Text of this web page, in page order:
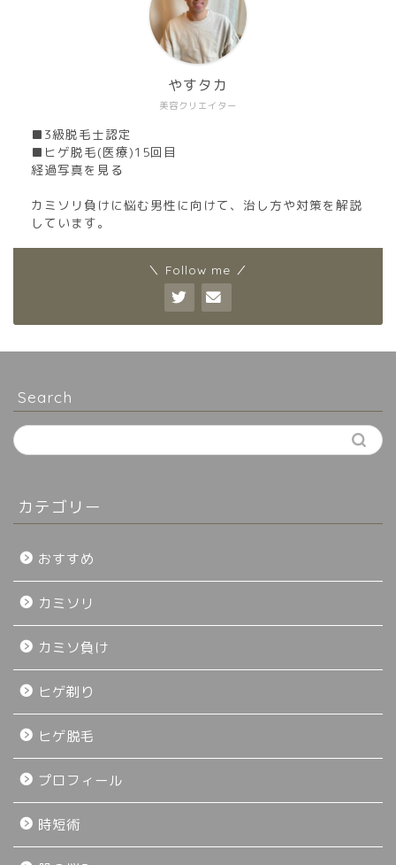
美容クリエイター
やすタカ
■3級脱毛士認定
■ヒゲ脱毛(医療)15回目
経過写真を見る
カミソリ負けに悩む男性に向けて、治し方や対策を解説
しています。
＼ Follow me ／
Search
カテゴリー
おすすめ
カミソリ
カミソ負け
ヒゲ剃り
ヒゲ脱毛
プロフィール
時短術